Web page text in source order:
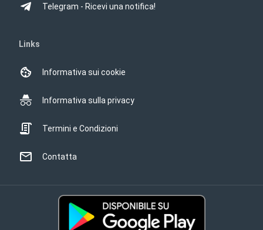
Telegram - Ricevi una notifica!
Links
Informativa sui cookie
Informativa sulla privacy
Termini e Condizioni
Contatta